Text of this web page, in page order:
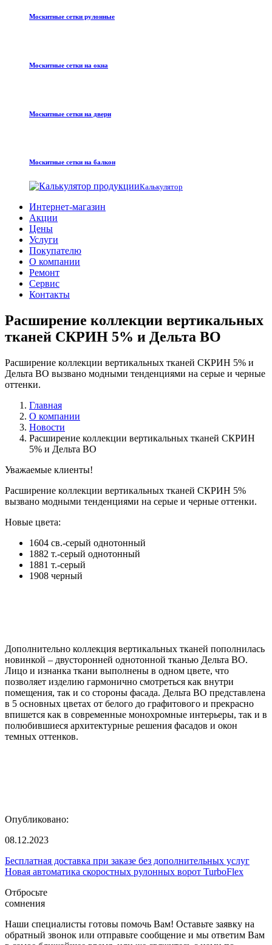
Москитные сетки рулонные
Москитные сетки на окна
Москитные сетки на двери
Москитные сетки на балкон
Калькулятор
Интернет-магазин
Акции
Цены
Услуги
Покупателю
О компании
Ремонт
Сервис
Контакты
Расширение коллекции вертикальных
тканей СКРИН 5% и Дельта BO
Расширение коллекции вертикальных тканей СКРИН 5% и
Дельта BO вызвано модными тенденциями на серые и черные
оттенки.
Главная
О компании
Новости
Расширение коллекции вертикальных тканей СКРИН
5% и Дельта BO
Уважаемые клиенты!
Расширение коллекции вертикальных тканей СКРИН 5%
вызвано модными тенденциями на серые и черные оттенки.
Новые цвета:
1604 св.-серый однотонный
1882 т.-серый однотонный
1881 т.-серый
1908 черный
Дополнительно коллекция вертикальных тканей пополнилась
новинкой – двусторонней однотонной тканью Дельта BO.
Лицо и изнанка ткани выполнены в одном цвете, что
позволяет изделию гармонично смотреться как внутри
помещения, так и со стороны фасада. Дельта BO представлена
в 5 основных цветах от белого до графитового и прекрасно
впишется как в современные монохромные интерьеры, так и в
полюбившиеся архитектурные решения фасадов и окон
темных оттенков.
Опубликовано:
08.12.2023
Бесплатная доставка при заказе без дополнительных услуг
Новая автоматика скоростных рулонных ворот TurboFlex
Отбросьте
сомнения
Наши специалисты готовы помочь Вам! Оставьте заявку на
обратный звонок или отправьте сообщение и мы ответим Вам